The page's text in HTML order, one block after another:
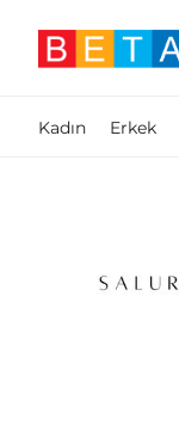
Kadın Erkek